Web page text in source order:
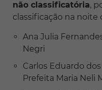
não classificatória,
classificação na noite
Ana Julia
Negri
Carlos Eduardo
Prefeita Maria Neli